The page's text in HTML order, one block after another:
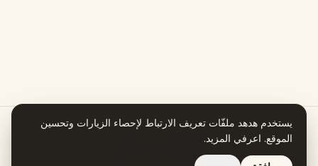
هدهد يعمل بمساعدة الذكاء الاصطناعي. كل معلومة في قصة اسمكِ تستند إلى
مصدر يمكنكِ التحقق منه.
يستخدم هدهد ملفّات تعريف الارتباط لإحصاء الزيارات وتحسين
الموقع. اعرفي المزيد.